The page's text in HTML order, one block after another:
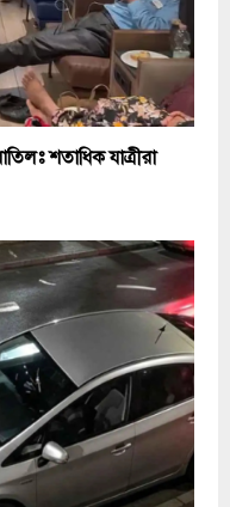
শতাধিক যাত্রীরা